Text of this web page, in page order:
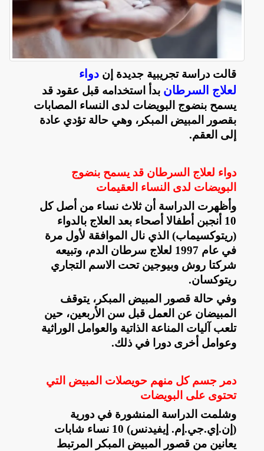
قالت دراسة تجريبية جديدة إندواء
لعلاج السرطان بدأ استخدامه قبل عقود قد
يسمح بنضوج البويضات لدى النساء المصابات
بقصور المبيض المبكر، وهي حالة تؤدي عادة
إلى العقم.
دواء لعلاج السرطان قد يسمح بنضوج
البويضات لدى النساء العقيمات
وأظهرت الدراسة أن ثلاث نساء من أصل كل
10 أنجبن أطفالا أصحاء بعد العلاج بالدواء
(ريتوكسيماب) الذي نال الموافقة لأول مرة
في عام 1997 لعلاج سرطان الدم، وتبيعه
شركتا روش وبيوجين تحت الاسم التجاري
ريتوكسان.
وفي حالة قصور المبيض المبكر، يتوقف
المبيضان عن العمل قبل سن الأربعين، حين
تلعب آليات المناعة الذاتية والعوامل الوراثية
وعوامل أخرى دورا في ذلك.
دمر جسم كل منهم حويصلات المبيض التي
تحتوى على البويضات
وشلمت الدراسة المنشورة في دورية
(إن.إي.جي.إم. إيفيدنس) 10 نساء شابات
يعانين من قصور المبيض المبكر المرتبط